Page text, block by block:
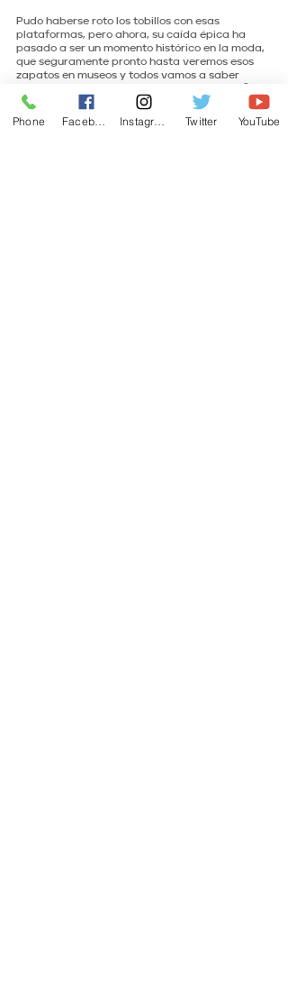
Pudo haberse roto los tobillos con esas
plataformas, pero ahora, su caída épica ha
pasado a ser un momento histórico en la moda,
que seguramente pronto hasta veremos esos
zapatos en museos y todos vamos a saber
Phone Twitter YouTube